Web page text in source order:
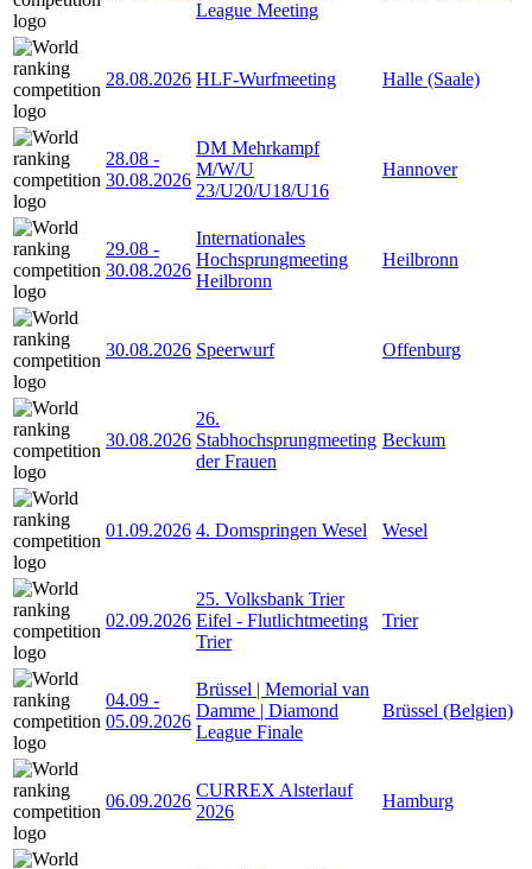
League Meeting
28.08.2026 HLF-Wurfmeeting Halle (Saale)
28.08 -
30.08.2026
DM Mehrkampf
M/W/U
23/U20/U18/U16
Hannover
29.08 -
30.08.2026
Internationales
Hochsprungmeeting
Heilbronn
Heilbronn
30.08.2026 Speerwurf Offenburg
30.08.2026
26.
Stabhochsprungmeeting
der Frauen
Beckum
01.09.2026 4. Domspringen Wesel Wesel
02.09.2026
25. Volksbank Trier
Eifel - Flutlichtmeeting
Trier
Trier
04.09 -
05.09.2026
Brüssel | Memorial van
Damme | Diamond
League Finale
Brüssel (Belgien)
06.09.2026
CURREX Alsterlauf
2026
Hamburg